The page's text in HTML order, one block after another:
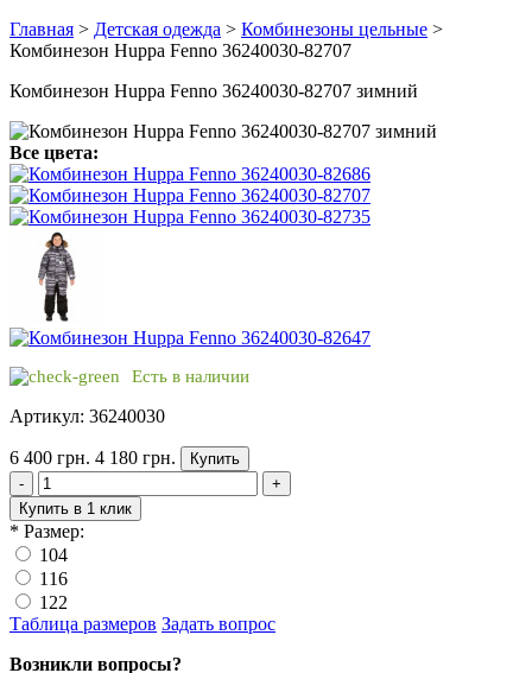
Главная > Детская одежда > Комбинезоны цельные >
Комбинезон Huppa Fenno 36240030-82707
Комбинезон Huppa Fenno 36240030-82707 зимний
Все цвета:
Есть в наличии
Артикул: 36240030
6 400 грн. 4 180 грн.
Купить
-
+
Купить в 1 клик
* Размер:
104
116
122
Таблица размеров Задать вопрос
Возникли вопросы?